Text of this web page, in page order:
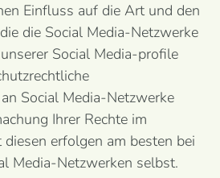
Einfluss auf die Art und den
die Social Media-Netzwerke
Social Media-profile
Social Media-Netzwerke
Ihrer Rechte im
erfolgen am besten bei
Media-Netzwerken selbst.